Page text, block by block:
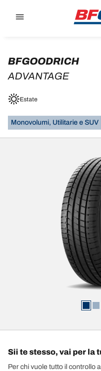
BFGOODRICH
ADVANTAGE
Estate
Monovolumi, Utilitarie e SUV
Sii te stesso, vai per la
Per chi vuole tutto il controllo